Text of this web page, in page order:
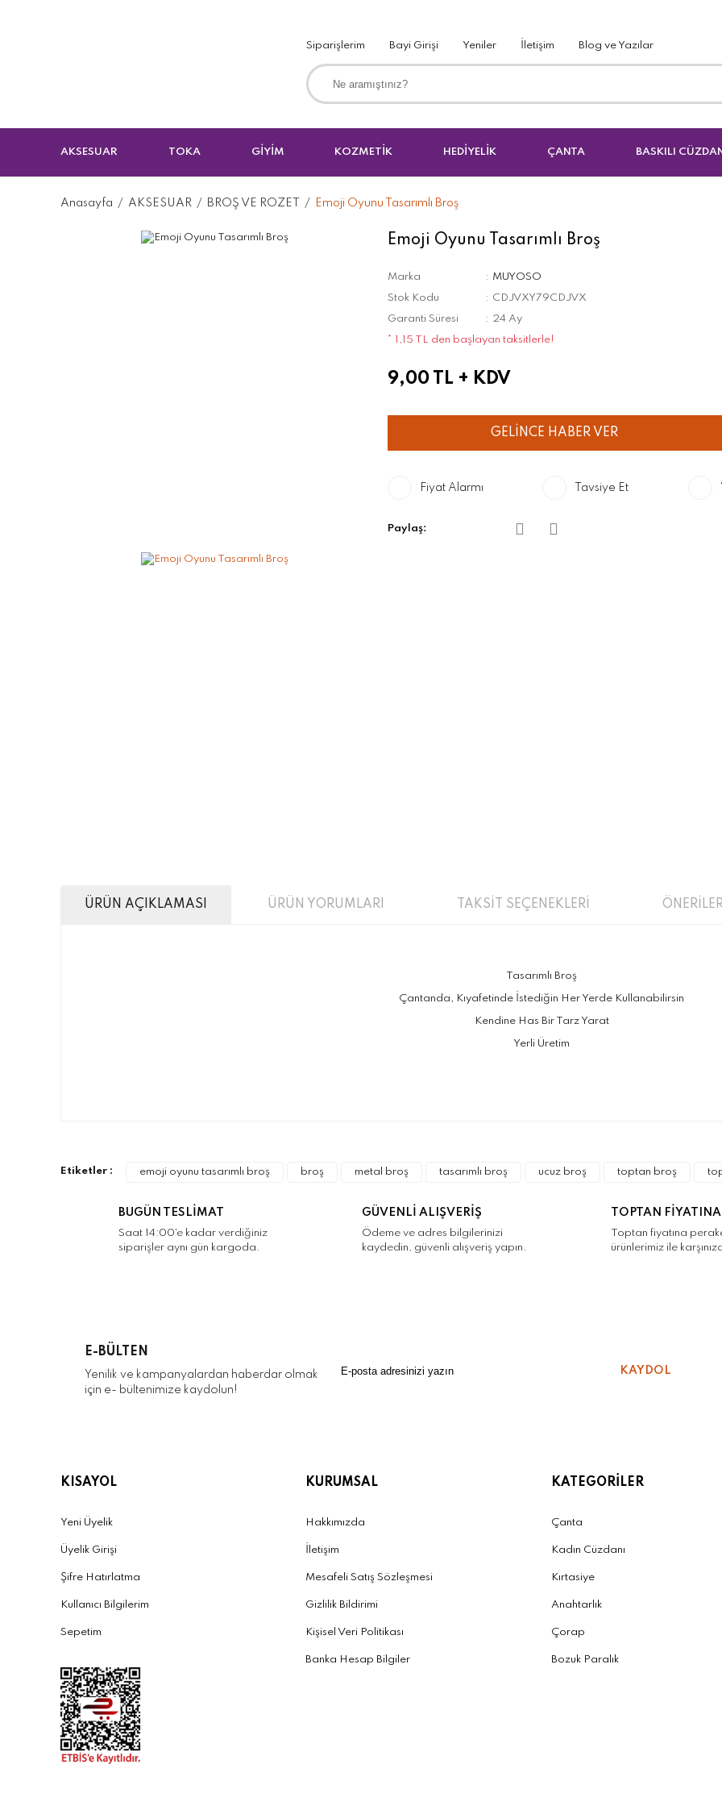
Siparişlerim Bayi Girişi Yeniler İletişim Blog ve Yazılar
AKSESUAR TOKA GİYİM KOZMETİK HEDİYELİK ÇANTA BASKILI
Anasayfa AKSESUAR BROŞ VE ROZET Emoji Oyunu Tasarımlı Broş
Emoji Oyunu Tasarımlı Broş
Marka
MUYOSO
Stok Kodu
CDJVXY79CDJVX
Garanti Süresi
24 Ay
* 1,15 TL den başlayan taksitlerle!
9,00 TL + KDV
GELİNCE HABER VER
Fiyat Alarmı Tavsiye Et
Paylaş:
ÜRÜN AÇIKLAMASI ÜRÜN YORUMLARI TAKSİT SEÇENEKLERİ
Tasarımlı Broş
Çantanda, Kıyafetinde İstediğin Her Yerde Kullanabilirsin
Kendine Has Bir Tarz Yarat
Yerli Üretim
Ürün bilgilerinde hatalar bulunuyor.
Ürün fiyatı diğer sitelerden daha pahalı.
Bu ürüne benzer farklı alternatifler olmalı.
Etiketler : emoji oyunu tasarımlı broş broş metal broş tasarımlı broş ucuz broş toptan broş
BUGÜN TESLİMAT
Saat 14:00'e kadar verdiğiniz
siparişler aynı gün kargoda.
GÜVENLİ ALIŞVERİŞ
Ödeme ve adres bilgilerinizi
kaydedin, güvenli alışveriş yapın.
TOPTAN FİYATINA
Toptan fiyatına
ürünlerimiz ile
E-BÜLTEN
Yenilik ve kampanyalardan haberdar olmak
için e- bültenimize kaydolun!
KAYDOL
KISAYOL
Yeni Üyelik
Üyelik Girişi
Şifre Hatırlatma
Kullanıcı Bilgilerim
Sepetim
KURUMSAL
Hakkımızda
İletişim
Mesafeli Satış Sözleşmesi
Gizlilik Bildirimi
Kişisel Veri Politikası
Banka Hesap Bilgiler
KATEGORİLER
Çanta
Kadın Cüzdanı
Kırtasiye
Anahtarlık
Çorap
Bozuk Paralık